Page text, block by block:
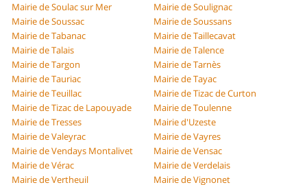
Mairie de Soulac sur Mer
Mairie de Soulignac
Mairie de Soussac
Mairie de Soussans
Mairie de Tabanac
Mairie de Taillecavat
Mairie de Talais
Mairie de Talence
Mairie de Targon
Mairie de Tarnès
Mairie de Tauriac
Mairie de Tayac
Mairie de Teuillac
Mairie de Tizac de Curton
Mairie de Tizac de Lapouyade
Mairie de Toulenne
Mairie de Tresses
Mairie d'Uzeste
Mairie de Valeyrac
Mairie de Vayres
Mairie de Vendays Montalivet
Mairie de Vensac
Mairie de Vérac
Mairie de Verdelais
Mairie de Vertheuil
Mairie de Vignonet